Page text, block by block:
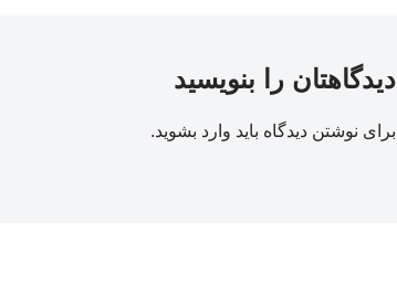
دیدگاهتان را بنویسید
برای نوشتن دیدگاه باید وارد بشوید.